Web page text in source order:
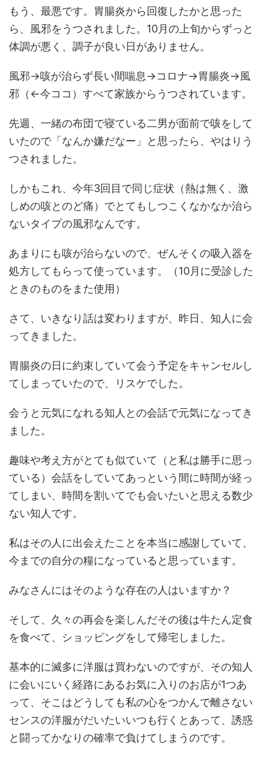
もう、最悪です。胃腸炎から回復したかと思った
ら、風邪をうつされました。10月の上旬からずっと
体調が悪く、調子が良い日がありません。
風邪→咳が治らず長い間喘息→コロナ→胃腸炎→風
邪（←今ココ）すべて家族からうつされています。
先週、一緒の布団で寝ている二男が面前で咳をして
いたので「なんか嫌だなー」と思ったら、やはりう
つされました。
しかもこれ、今年3回目で同じ症状（熱は無く、激
しめの咳とのど痛）でとてもしつこくなかなか治ら
ないタイプの風邪なんです。
あまりにも咳が治らないので、ぜんそくの吸入器を
処方してもらって使っています。（10月に受診した
ときのものをまた使用）
さて、いきなり話は変わりますが、昨日、知人に会
ってきました。
胃腸炎の日に約束していて会う予定をキャンセルし
てしまっていたので、リスケでした。
会うと元気になれる知人との会話で元気になってき
ました。
趣味や考え方がとても似ていて（と私は勝手に思っ
ている）会話をしていてあっという間に時間が経っ
てしまい、時間を割いてでも会いたいと思える数少
ない知人です。
私はその人に出会えたことを本当に感謝していて、
今までの自分の糧になっていると思っています。
みなさんにはそのような存在の人はいますか？
そして、久々の再会を楽しんだその後は牛たん定食
を食べて、ショッピングをして帰宅しました。
基本的に滅多に洋服は買わないのですが、その知人
に会いにいく経路にあるお気に入りのお店が1つあ
って、そこはどうしても私の心をつかんで離さない
センスの洋服がだいたいいつも行くとあって、誘惑
と闘ってかなりの確率で負けてしまうのです。